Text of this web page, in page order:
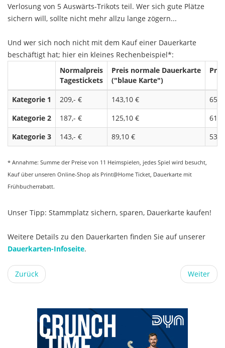
Verlosung von 5 Auswärts-Trikots teil. Wer sich gute Plätze
sichern will, sollte nicht mehr allzu lange zögern...
Und wer sich noch nicht mit dem Kauf einer Dauerkarte
beschäftigt hat; hier ein kleines Rechenbeispiel*:
Normalpreis
Tagestickets
Preis normale Dauerkarte
("blaue Karte")
Kategorie 1 209,- € 143,10 €
Kategorie 2
187,- € 125,10 €
Kategorie 3
143,- € 89,10 €
* Annahme: Summe der Preise von 11 Heimspielen, jedes Spiel wird besucht,
Kauf über unseren Online-Shop als Print@Home Ticket, Dauerkarte mit
Frühbucherrabatt.
Unser Tipp: Stammplatz sichern, sparen, Dauerkarte kaufen!
Weitere Details zu den Dauerkarten finden Sie auf unserer
Dauerkarten-Infoseite.
Zurück Weiter